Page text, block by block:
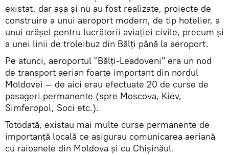
existat, dar așa și nu au fost realizate, proiecte de
construire a unui aeroport modern, de tip hotelier, a
unui orășel pentru lucrătorii aviației civile, precum şi
a unei linii de troleibuz din Bălți până la aeroport.
Pe atunci, aeroportul "Bălți-Leadoveni" era un nod
de transport aerian foarte important din nordul
Moldovei — de aici erau efectuate 20 de curse de
pasageri permanente (spre Moscova, Kiev,
Simferopol, Soci etc.).
Totodată, existau mai multe curse permanente de
importanţă locală ce asigurau comunicarea aeriană
cu raioanele din Moldova și cu Chișinăul.